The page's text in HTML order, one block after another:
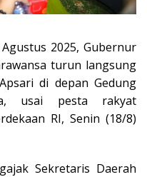
2025, Gubernur
turun langsung
di depan Gedung
usai pesta rakyat
RI, Senin (18/8)
Sekretaris Daerah